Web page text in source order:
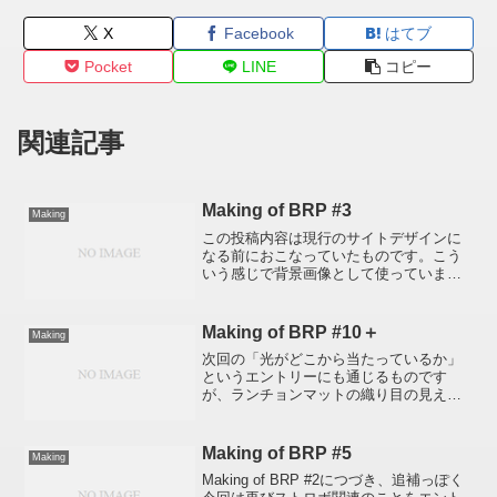
X Facebook
はてブ
Pocket
LINE コピー
関連記事
Making Making of BRP #3
この投稿内容は現行のサイトデザインに
なる前におこなっていたものです。こう
いう感じで背景画像として使っていまし
ませるもののひとつにトップページの背
景画像...
Making Making of BRP #10＋
次回の「光がどこから当たっているか」
というエントリーにも通じるものです
が、ランチョンマットの織り目の見え方
それぞれの写真をクリックしドラッグし
て横一列に並べるとわかりや...
Making Making of BRP #5
Making of BRP #2につづき、追補っぽく